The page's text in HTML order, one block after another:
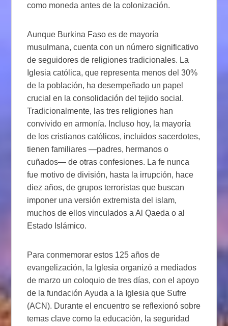
como moneda antes de la colonización.
Aunque Burkina Faso es de mayoría
musulmana, cuenta con un número significativo
de seguidores de religiones tradicionales. La
Iglesia católica, que representa menos del 30%
de la población, ha desempeñado un papel
crucial en la consolidación del tejido social.
Tradicionalmente, las tres religiones han
convivido en armonía. Incluso hoy, la mayoría
de los cristianos católicos, incluidos sacerdotes,
tienen familiares —padres, hermanos o
cuñados— de otras confesiones. La fe nunca
fue motivo de división, hasta la irrupción, hace
diez años, de grupos terroristas que buscan
imponer una versión extremista del islam,
muchos de ellos vinculados a Al Qaeda o al
Estado Islámico.
Para conmemorar estos 125 años de
evangelización, la Iglesia organizó a mediados
de marzo un coloquio de tres días, con el apoyo
de la fundación Ayuda a la Iglesia que Sufre
(ACN). Durante el encuentro se reflexionó sobre
temas clave como la educación, la seguridad